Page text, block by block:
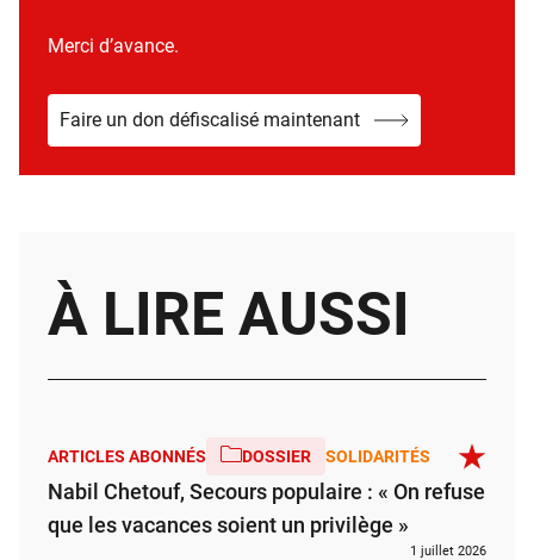
Merci d’avance.
Faire un don défiscalisé maintenant
À LIRE AUSSI
ARTICLES ABONNÉS DOSSIER SOLIDARITÉS
Nabil Chetouf, Secours populaire : « On refuse
que les vacances soient un privilège »
1 juillet 2026